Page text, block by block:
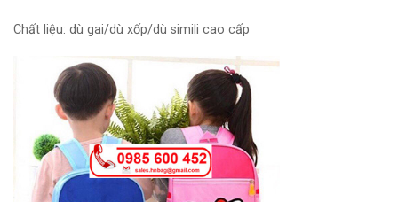
Chất liệu: dù gai/dù xốp/dù simili cao cấp